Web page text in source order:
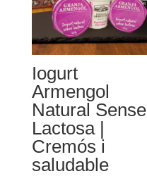
Iogurt
Armengol
Natural Sense
Lactosa |
Cremós i
saludable